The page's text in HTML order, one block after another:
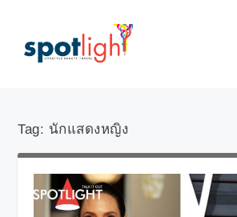
Tag: นักแสดงหญิง